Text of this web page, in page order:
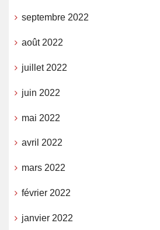
septembre 2022
août 2022
juillet 2022
juin 2022
mai 2022
avril 2022
mars 2022
février 2022
janvier 2022